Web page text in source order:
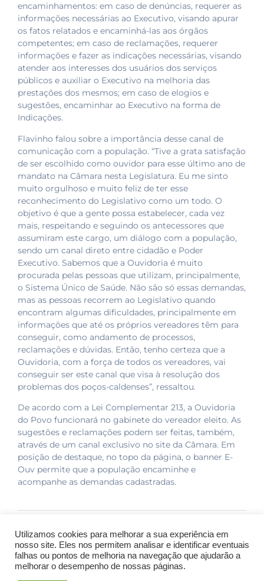
encaminhamentos: em caso de denúncias, requerer as
informações necessárias ao Executivo, visando apurar
os fatos relatados e encaminhá-las aos órgãos
competentes; em caso de reclamações, requerer
informações e fazer as indicações necessárias, visando
atender aos interesses dos usuários dos serviços
públicos e auxiliar o Executivo na melhoria das
prestações dos mesmos; em caso de elogios e
sugestões, encaminhar ao Executivo na forma de
Indicações.
Flavinho falou sobre a importância desse canal de
comunicação com a população. “Tive a grata satisfação
de ser escolhido como ouvidor para esse último ano de
mandato na Câmara nesta Legislatura. Eu me sinto
muito orgulhoso e muito feliz de ter esse
reconhecimento do Legislativo como um todo. O
objetivo é que a gente possa estabelecer, cada vez
mais, respeitando e seguindo os antecessores que
assumiram este cargo, um diálogo com a população,
sendo um canal direto entre cidadão e Poder
Executivo. Sabemos que a Ouvidoria é muito
procurada pelas pessoas que utilizam, principalmente,
o Sistema Único de Saúde. Não são só essas demandas,
mas as pessoas recorrem ao Legislativo quando
encontram algumas dificuldades, principalmente em
informações que até os próprios vereadores têm para
conseguir, como andamento de processos,
reclamações e dúvidas. Então, tenho certeza que a
Ouvidoria, com a força de todos os vereadores, vai
conseguir ser este canal que visa à resolução dos
problemas dos poços-caldenses”, ressaltou.
De acordo com a Lei Complementar 213, a Ouvidoria
do Povo funcionará no gabinete do vereador eleito. As
sugestões e reclamações podem ser feitas, também,
através de um canal exclusivo no site da Câmara. Em
posição de destaque, no topo da página, o banner E-
Ouv permite que a população encaminhe e
acompanhe as demandas cadastradas.
Post anterior Próximo post
Utilizamos cookies para melhorar a sua experiência em
nosso site. Eles nos permitem analisar e identificar eventuais
falhas ou pontos de melhoria na navegação que ajudarão a
melhorar o desempenho de nossas páginas.